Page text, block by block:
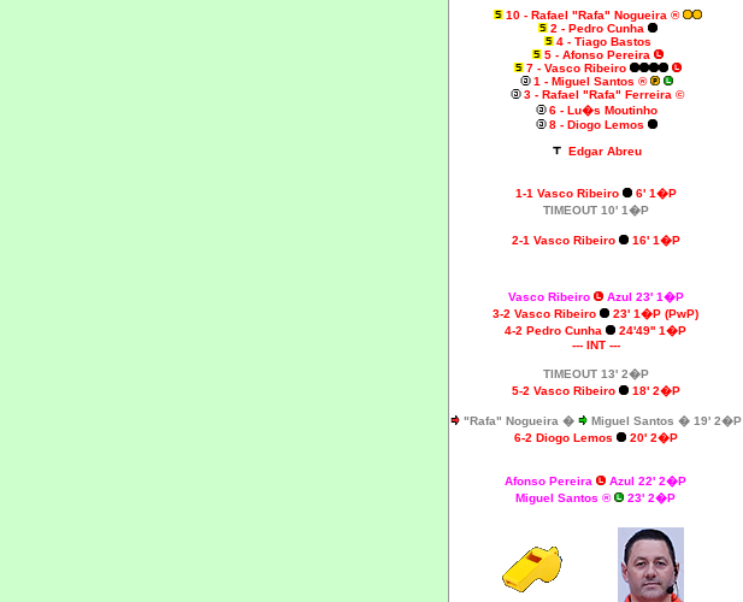
10 - Rafael "Rafa" Nogueira ®
2 - Pedro Cunha
4 - Tiago Bastos
5 - Afonso Pereira
7 - Vasco Ribeiro
1 - Miguel Santos ®
3 - Rafael "Rafa" Ferreira ©
6 - Lu�s Moutinho
8 - Diogo Lemos
Edgar Abreu
1-1 Vasco Ribeiro
6' 1�P
TIMEOUT 10' 1�P
2-1 Vasco Ribeiro 16' 1�P
Vasco Ribeiro
Azul 23' 1�P
3-2 Vasco Ribeiro
23' 1�P (PwP)
4-2 Pedro Cunha
24'49'' 1�P
--- INT ---
TIMEOUT 13' 2�P
5-2 Vasco Ribeiro
18' 2�P
"Rafa" Nogueira � Miguel Santos � 19' 2�P
6-2 Diogo Lemos
20' 2�P
Afonso Pereira
Azul 22' 2�P
Miguel Santos ®
23' 2�P